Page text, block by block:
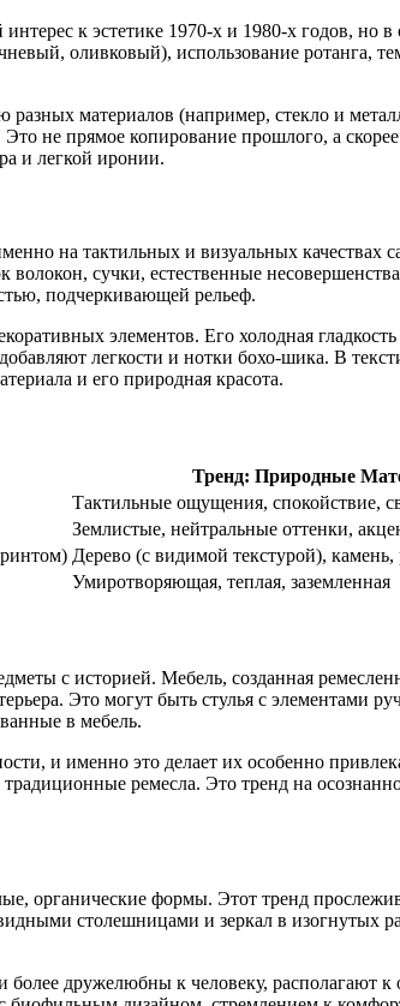
к эстетике 1970-х и 1980-х годов, но
оливковый), использование ротанга,
материалов (например, стекло и
не прямое копирование прошлого, а
и легкой иронии.
на тактильных и визуальных
сучки, естественные
подчеркивающей рельеф.
элементов. Его холодная
легкости и нотки бохо-шика. В
и его природная красота.
Тренд: Природные
Тактильные ощущения, спокойствие,
Землистые, нейтральные оттенки,
Дерево (с видимой текстурой), камень,
Умиротворяющая, теплая, заземленная
с историей. Мебель, созданная
Это могут быть стулья с элементами
в мебель.
и именно это делает их особенно
ремесла. Это тренд на
органические формы. Этот тренд
столешницами и зеркал в изогнутых
дружелюбны к человеку,